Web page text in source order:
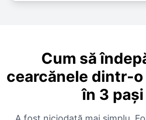
Cum să
cearcănele dintr-
în 3 pași